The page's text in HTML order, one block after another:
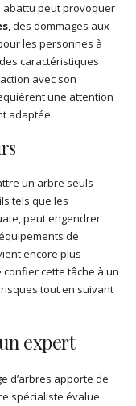
abattu peut provoquer
, des dommages aux
les personnes à
caractéristiques
avec son
une attention
adaptée.
un arbre seuls
tels que les
peut engendrer
de
encore plus
cette tâche à un
tout en suivant
expert
d’arbres apporte de
spécialiste évalue